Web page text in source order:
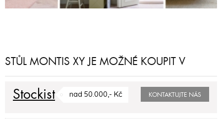
STŮL MONTIS XY JE MOŽNÉ KOUPIT V
Stockist KONTAKTUJTE NÁS
nad 50.000,- Kč